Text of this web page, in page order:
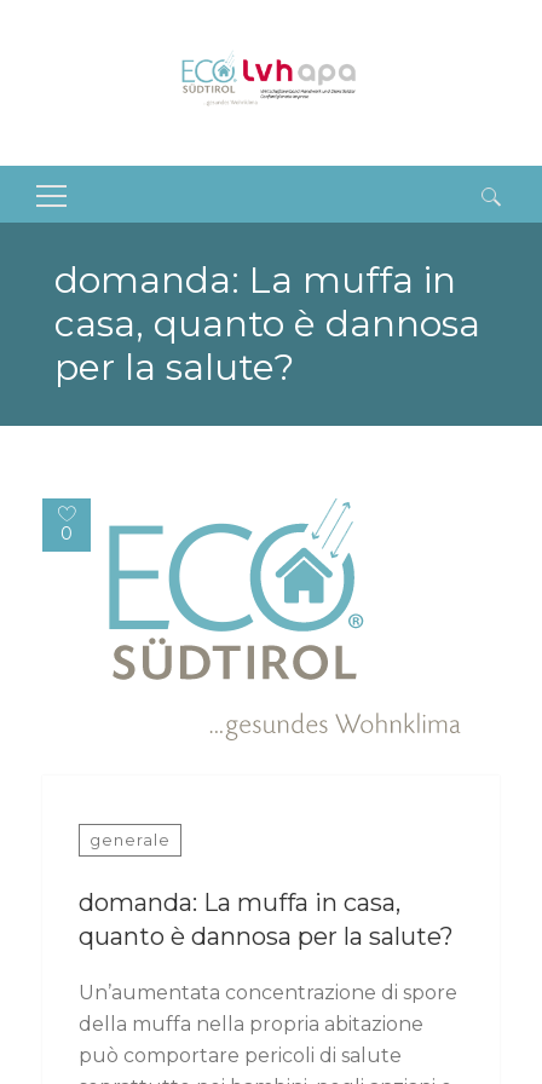
Ricerca
per:domanda: La muffa in
casa, quanto è dannosa
per la salute?
0
generale
domanda: La muffa in casa,
quanto è dannosa per la salute?
Un’aumentata concentrazione di spore
della muffa nella propria abitazione
può comportare pericoli di salute